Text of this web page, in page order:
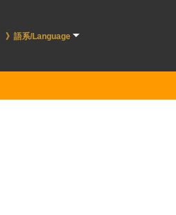
》語系/Language